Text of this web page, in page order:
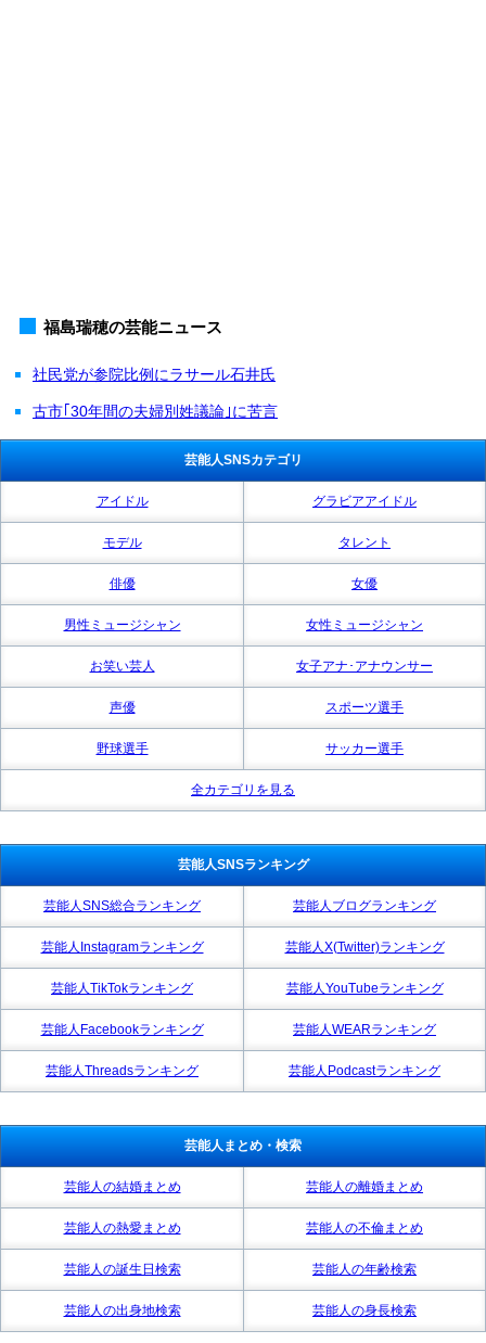
福島瑞穂の芸能ニュース
社民党が参院比例にラサール石井氏
古市｢30年間の夫婦別姓議論｣に苦言
芸能人SNSカテゴリ
アイドル グラビアアイドル
モデル タレント
俳優 女優
男性ミュージシャン 女性ミュージシャン
お笑い芸人 女子アナ･アナウンサー
声優 スポーツ選手
野球選手 サッカー選手
全カテゴリを見る
芸能人SNSランキング
芸能人SNS総合ランキング 芸能人ブログランキング
芸能人Instagramランキング 芸能人X(Twitter)ランキング
芸能人TikTokランキング 芸能人YouTubeランキング
芸能人Facebookランキング 芸能人WEARランキング
芸能人Threadsランキング 芸能人Podcastランキング
芸能人まとめ・検索
芸能人の結婚まとめ 芸能人の離婚まとめ
芸能人の熱愛まとめ 芸能人の不倫まとめ
芸能人の誕生日検索 芸能人の年齢検索
芸能人の出身地検索 芸能人の身長検索